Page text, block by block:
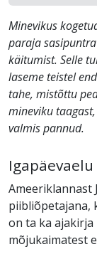
Minevikus
paraja
käitumist. Selle
laseme teistel
tahe, mistõttu
mineviku
valmis pannud.
Ameeriklannast
piibliõpetajana,
on ta ka ajakirja
mõjukaimatest